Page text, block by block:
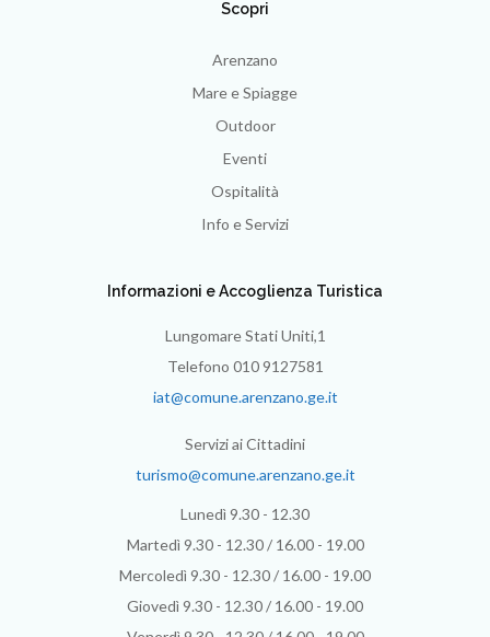
Scopri
Arenzano
Mare e Spiagge
Outdoor
Eventi
Ospitalità
Info e Servizi
Informazioni e Accoglienza Turistica
Lungomare Stati Uniti,1
Telefono 010 9127581
iat@comune.arenzano.ge.it
Servizi ai Cittadini
turismo@comune.arenzano.ge.it
Lunedì 9.30 - 12.30
Martedì 9.30 - 12.30 / 16.00 - 19.00
Mercoledì 9.30 - 12.30 / 16.00 - 19.00
Giovedì 9.30 - 12.30 / 16.00 - 19.00